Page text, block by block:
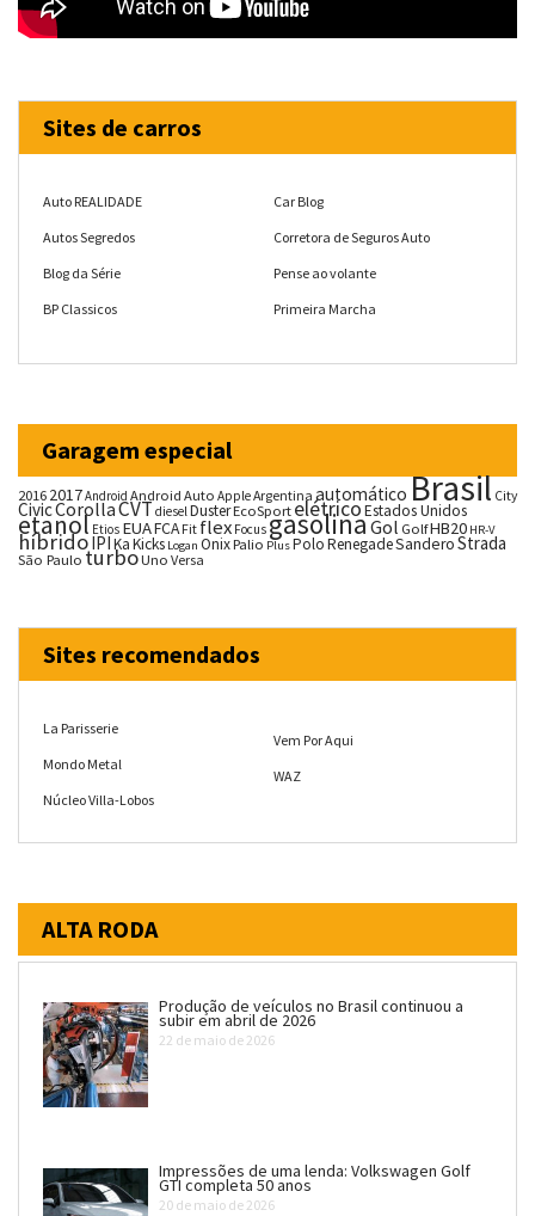
Sites de carros
Auto REALIDADE
Autos Segredos
Blog da Série
BP Classicos
Car Blog
Corretora de Seguros Auto
Pense ao volante
Primeira Marcha
Garagem especial
20162017Android Android Auto AppleArgentina automáticoBrasil City
CivicCorollaCVTdiesel DusterEcoSportelétricoEstados Unidos
etanol Etios EUAFCA Fit flex FocusgasolinaGol GolfHB20 HR-V
híbridoIPIKaKicks Logan OnixPalio PlusPoloRenegadeSanderoStrada
São Paulo turboUno Versa
Sites recomendados
La Parisserie
Mondo Metal
Núcleo Villa-Lobos
Vem Por Aqui
WAZ
ALTA RODA
Produção de veículos no Brasil continuou a
subir em abril de 2026
22 de maio de 2026
Impressões de uma lenda: Volkswagen Golf
GTI completa 50 anos
20 de maio de 2026